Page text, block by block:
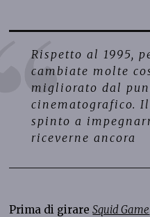
Rispetto al 1995,
cambiate molte
migliorato dal
cinematografico.
spinto a
riceverne ancora
Prima di girareSquid Game